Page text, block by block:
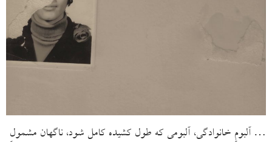
… آلبومِ خانوادگی، آلبومی که طول کشیده کامل شود، ناگهان مشمولِ